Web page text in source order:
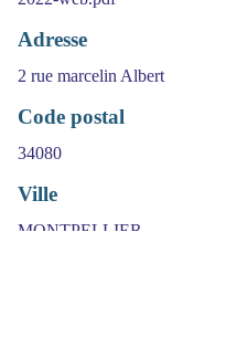
Adresse
2 rue marcelin Albert
Code postal
34080
Ville
MONTPELLIER